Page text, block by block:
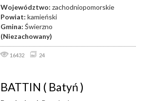
Województwo: zachodniopomorskie
Powiat: kamieński
Gmina: Świerzno
(Niezachowany)
16432 24
BATTIN ( Batyń )